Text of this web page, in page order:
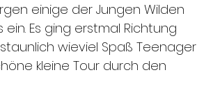
einige der Jungen Wilden
Es ging erstmal Richtung
wieviel Spaß Teenager
kleine Tour durch den